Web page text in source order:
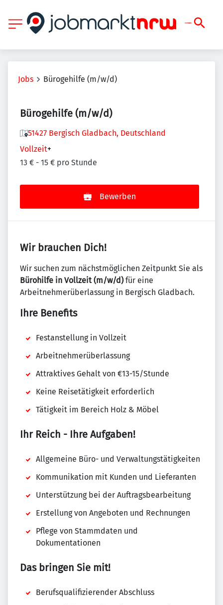
Jobs Bürogehilfe (m/w/d)
Bürogehilfe (m/w/d)
51427 Bergisch Gladbach, Deutschland
Vollzeit+
13 € - 15 € pro Stunde
Bewerben
Wir brauchen Dich!
Wir suchen zum nächstmöglichen Zeitpunkt Sie als
Bürohilfe in Vollzeit (m/w/d)für eine
Arbeitnehmerüberlassung in Bergisch Gladbach.
Ihre Benefits
Festanstellung in Vollzeit
Arbeitnehmerüberlassung
Attraktives Gehalt von €13-15/Stunde
Keine Reisetätigkeit erforderlich
Tätigkeit im Bereich Holz & Möbel
Ihr Reich - Ihre Aufgaben!
Allgemeine Büro- und Verwaltungstätigkeiten
Kommunikation mit Kunden und Lieferanten
Unterstützung bei der Auftragsbearbeitung
Erstellung von Angeboten und Rechnungen
Pflege von Stammdaten und
Dokumentationen
Das bringen Sie mit!
Berufsqualifizierender Abschluss